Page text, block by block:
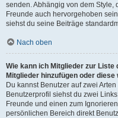
senden. Abhängig von dem
Freunde auch hervorgehoben
siehst du seine Beiträge
Nach oben
Wie kann ich Mitglieder zur
Mitglieder hinzufügen oder
Du kannst Benutzer auf zwei
Benutzerprofil siehst du zwei
Freunde und einen zum
persönlichen Bereich direkt